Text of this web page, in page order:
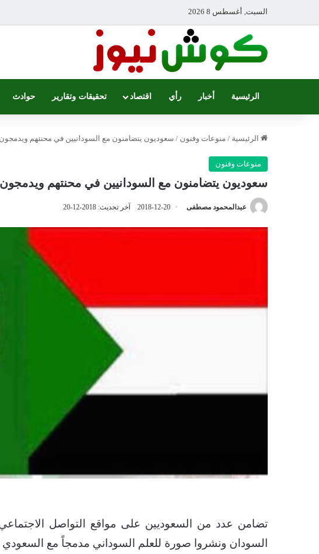
السبت, أغسطس 8 2026
الرئيسية أخبار رأي اقتصاد تحقيقات وتقارير حوادث
الرئيسية / منوعات وفنون / سعوديون يتضامنون مع السودانيين في محنتهم
منوعات وفنون
سعوديون يتضامنون مع السودانيين في محنتهم
عبدالمحمود مصطفى 2018-12-20 آخر تحديث: 2018-12-20
تضامن عدد من السعوديين على مواقع التواصل الاجتماعي
السودان ونشروا صورة للعلم السوداني مدمجاً مع السعودي